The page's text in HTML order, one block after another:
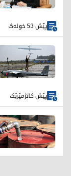
پێش 53 خولەک
پێش کاتژمێرێک